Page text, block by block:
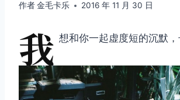
作者金毛卡乐 2016 年 11 月 30 日
我 想和你一起虚度短的沉默，